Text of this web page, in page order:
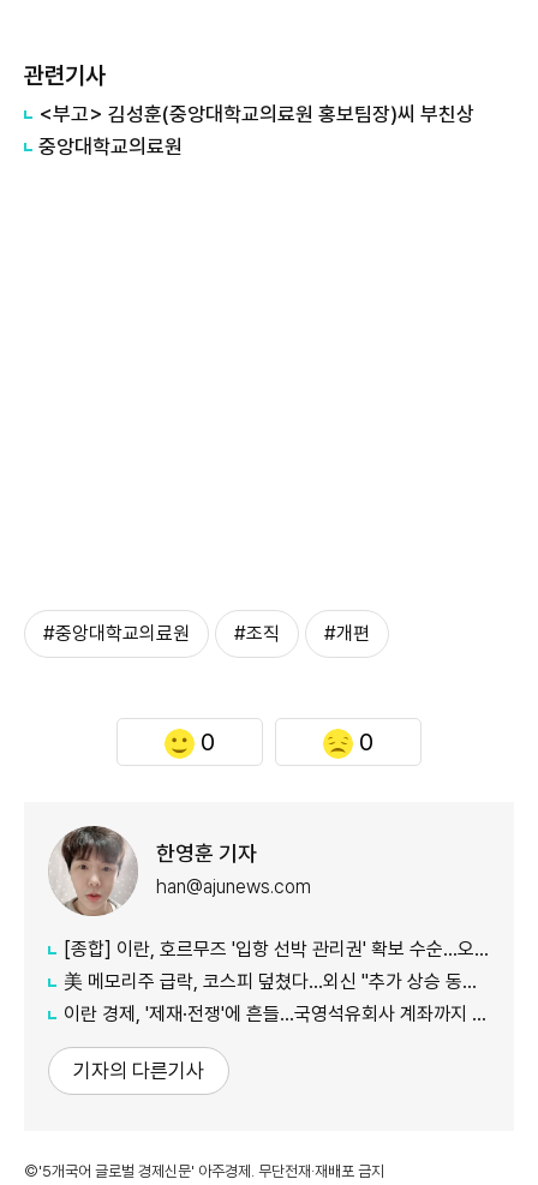
관련기사
<부고> 김성훈(중앙대학교의료원 홍보팀장)씨 부친상
중앙대학교의료원
#중앙대학교의료원 #조직 #개편
0 0
한영훈 기자
han@ajunews.com
[종합] 이란, 호르무즈 '입항 선박 관리권' 확보 수순…오만과 새 항로 합의
美 메모리주 급락, 코스피 덮쳤다…외신 "추가 상승 동력 의문"
이란 경제, '제재·전쟁'에 흔들…국영석유회사 계좌까지 동결
기자의 다른기사
©'5개국어 글로벌 경제신문' 아주경제. 무단전재·재배포 금지